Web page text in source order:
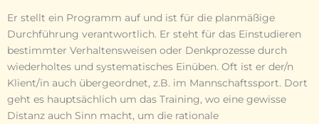
Er stellt ein Programm auf und ist für die planmäßige
Durchführung verantwortlich. Er steht für das Einstudieren
bestimmter Verhaltensweisen oder Denkprozesse durch
wiederholtes und systematisches Einüben. Oft ist er der/n
Klient/in auch übergeordnet, z.B. im Mannschaftssport. Dort
geht es hauptsächlich um das Training, wo eine gewisse
Distanz auch Sinn macht, um die rationale